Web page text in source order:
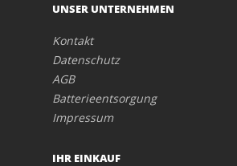
UNSER UNTERNEHMEN
Kontakt
Datenschutz
AGB
Batterieentsorgung
Impressum
IHR EINKAUF